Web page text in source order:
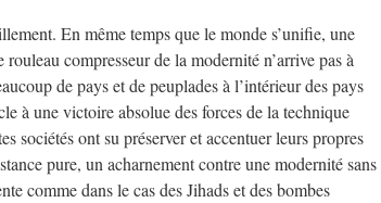
En même temps que le monde s’unifie, une
compresseur de la modernité n’arrive pas à
de pays et de peuplades à l’intérieur des pays
à une victoire absolue des forces de la technique
sociétés ont su préserver et accentuer leurs propres
pure, un acharnement contre une modernité sans
comme dans le cas des Jihads et des bombes